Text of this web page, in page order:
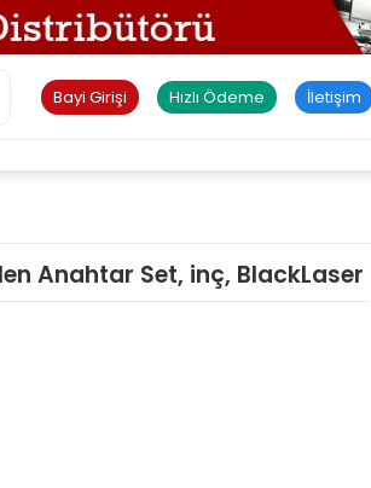
Bayi Girişi Hızlı Ödeme İletişim
Anahtar Set, inç, BlackLaser